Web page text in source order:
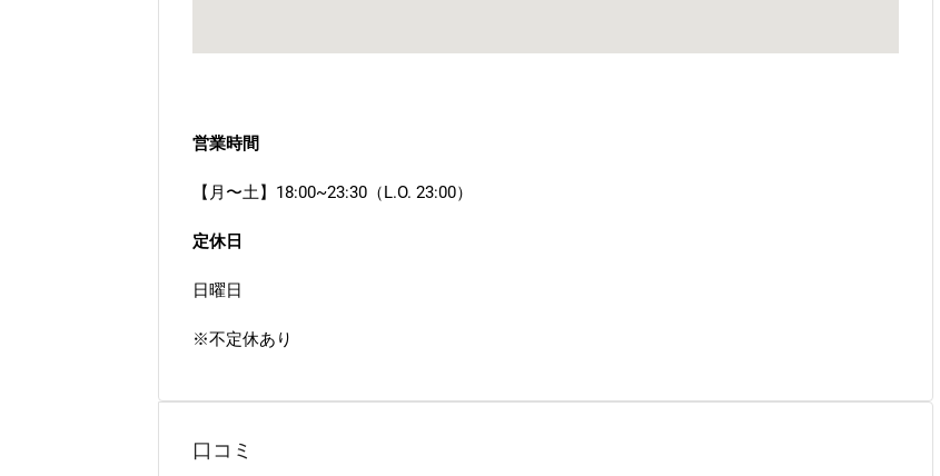
営業時間
【月〜土】18:00~23:30（L.O. 23:00）
定休日
日曜日
※不定休あり
口コミ